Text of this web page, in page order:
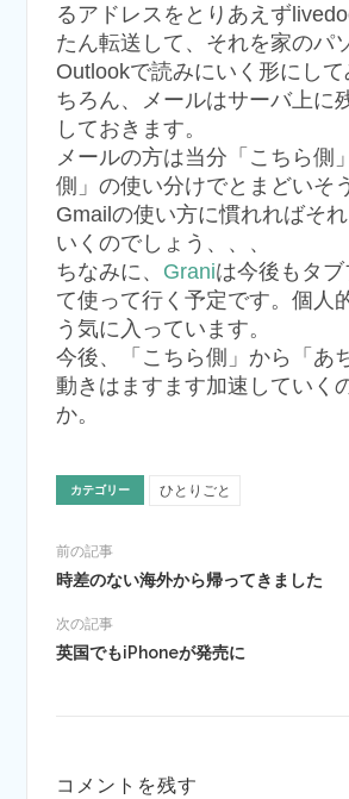
るアドレスをとりあえず
たん転送して、それを家のパ
Outlookで読みにいく形にして
ちろん、メールはサーバ上に
しておきます。
メールの方は当分「こちら側
側」の使い分けでとまどいそ
Gmailの使い方に慣れればそ
いくのでしょう、、、
ちなみに、 Graniは今後もタ
て使って行く予定です。個人
う気に入っています。
今後、「こちら側」から「あ
動きはますます加速していく
か。
カテゴリー ひとりごと
前の記事
時差のない海外から帰ってきました
次の記事
英国でもiPhoneが発売に
コメントを残す